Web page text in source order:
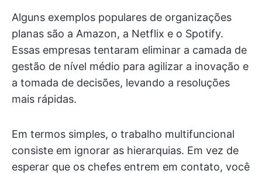
Alguns exemplos populares de organizações
planas são a Amazon, a Netflix e o Spotify.
Essas empresas tentaram eliminar a camada de
gestão de nível médio para agilizar a inovação e
a tomada de decisões, levando a resoluções
mais rápidas.
Em termos simples, o trabalho multifuncional
consiste em ignorar as hierarquias. Em vez de
esperar que os chefes entrem em contato, você